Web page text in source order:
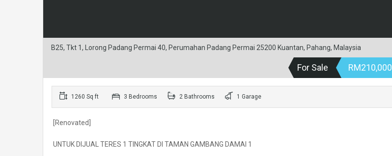
B25, Tkt 1, Lorong Padang Permai 40, Perumahan Padang Permai 25200 Kuantan, Pahang, Malaysia
For Sale RM210,000
1260 Sq ft 3 Bedrooms 2 Bathrooms 1 Garage
[Renovated]
UNTUK DIJUAL TERES 1 TINGKAT DI TAMAN GAMBANG DAMAI 1